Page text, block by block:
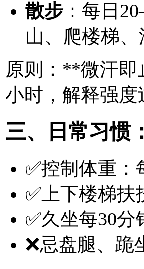
散步 ：每日
山、爬楼梯、
原则：**微汗即
小时，解释强
三、日常习惯
✅控制体重
✅上下楼梯
✅久坐每30
❌忌盘腿、跪